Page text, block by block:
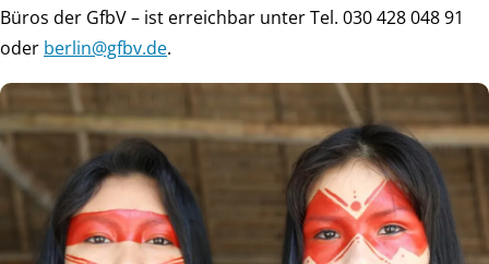
Büros der GfbV – ist erreichbar unter Tel. 030 428 048 91
oder ed.vbfg@nilreb.